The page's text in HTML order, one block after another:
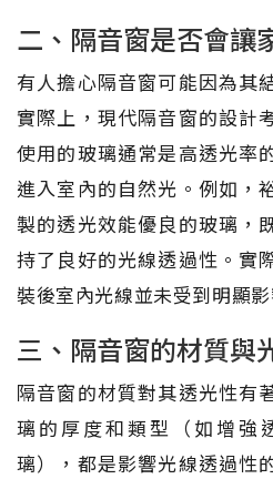
二、隔音窗是否會讓
有人擔心隔音窗可能因為其
實際上，現代隔音窗的設計
使用的玻璃通常是高透光率
進入室內的自然光。例如，
製的透光效能優良的玻璃，
持了良好的光線透過性。實
裝後室內光線並未受到明顯影
三、隔音窗的材質與
隔音窗的材質對其透光性有
璃的厚度和類型（如增強
璃），都是影響光線透過性